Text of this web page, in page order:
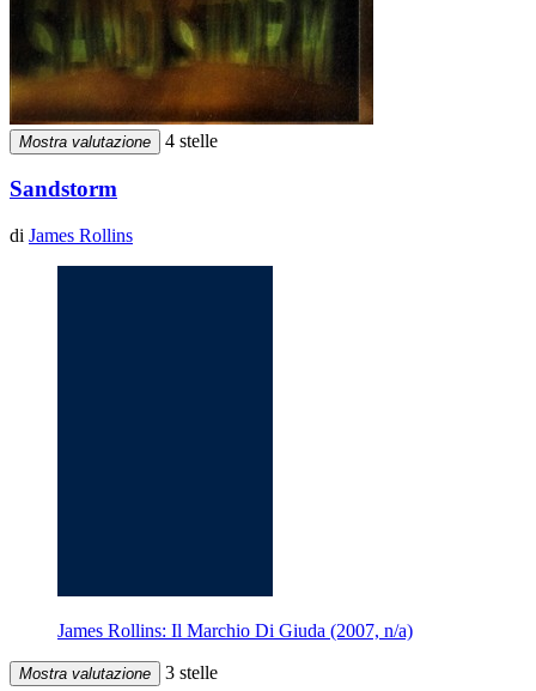
Mostra valutazione 4 stelle
Sandstorm
di James Rollins
James Rollins: Il Marchio Di Giuda (2007, n/a)
Mostra valutazione 3 stelle